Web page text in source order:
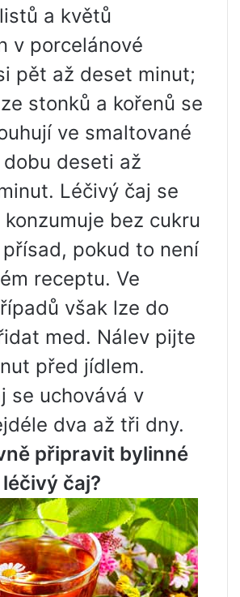
a květů
v porcelánové
pět až deset minut;
stonků a kořenů se
ve smaltované
deseti až
Léčivý čaj se
bez cukru
pokud to není
receptu. Ve
však lze do
med. Nálev pijte
před jídlem.
se uchovává v
dva až tři dny.
připravit bylinné
čaj?